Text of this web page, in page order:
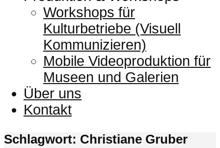
Workshops für
Kulturbetriebe (Visuell
Kommunizieren)
Mobile Videoproduktion für
Museen und Galerien
Über uns
Kontakt
Schlagwort: Christiane Gruber